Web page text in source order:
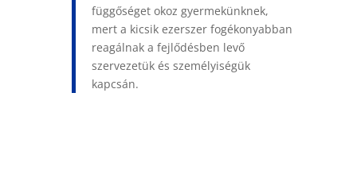
függőséget okoz gyermekünknek,
mert a kicsik ezerszer fogékonyabban
reagálnak a fejlődésben levő
szervezetük és személyiségük
kapcsán.